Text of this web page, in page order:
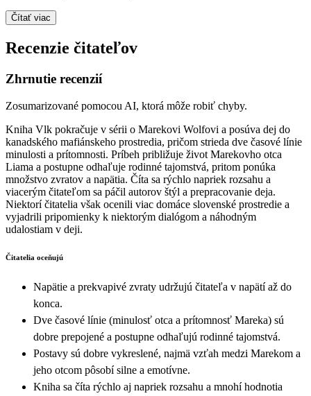
Čítať viac
Recenzie čitateľov
Zhrnutie recenzií
Zosumarizované pomocou AI, ktorá môže robiť chyby.
Kniha Vlk pokračuje v sérii o Marekovi Wolfovi a posúva dej do
kanadského mafiánskeho prostredia, pričom strieda dve časové línie
minulosti a prítomnosti. Príbeh približuje život Marekovho otca
Liama a postupne odhaľuje rodinné tajomstvá, pritom ponúka
množstvo zvratov a napätia. Číta sa rýchlo napriek rozsahu a
viacerým čitateľom sa páčil autorov štýl a prepracovanie deja.
Niektorí čitatelia však ocenili viac domáce slovenské prostredie a
vyjadrili pripomienky k niektorým dialógom a náhodným
udalostiam v deji.
Čitatelia oceňujú
Napätie a prekvapivé zvraty udržujú čitateľa v napätí až do
konca.
Dve časové línie (minulosť otca a prítomnosť Mareka) sú
dobre prepojené a postupne odhaľujú rodinné tajomstvá.
Postavy sú dobre vykreslené, najmä vzťah medzi Marekom a
jeho otcom pôsobí silne a emotívne.
Kniha sa číta rýchlo aj napriek rozsahu a mnohí hodnotia